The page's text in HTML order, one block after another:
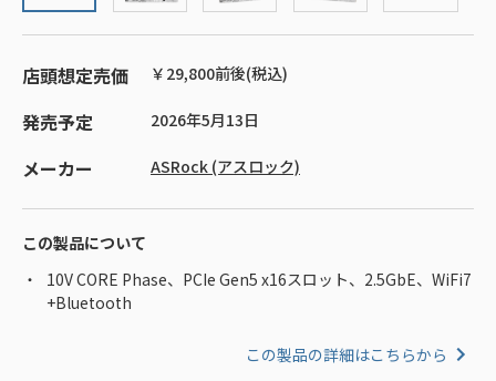
店頭想定売価 ￥29,800前後(税込)
発売予定 2026年5月13日
メーカー ASRock (アスロック)
この製品について
10V CORE Phase、PCIe Gen5 x16スロット、2.5GbE、WiFi7
+Bluetooth
この製品の詳細はこちらから